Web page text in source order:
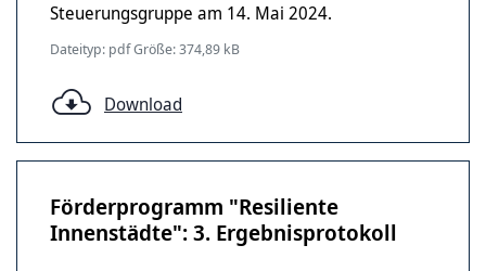
Steuerungsgruppe am 14. Mai 2024.
Dateityp: pdf Größe: 374,89 kB
Download
Förderprogramm "Resiliente
Innenstädte": 3. Ergebnisprotokoll